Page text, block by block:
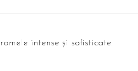
intense și sofisticate.